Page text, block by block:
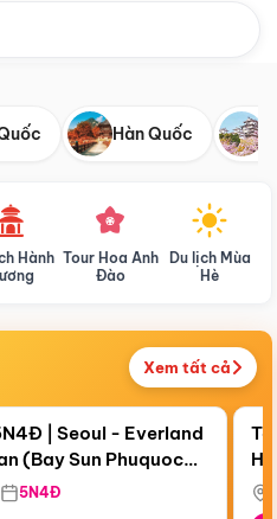
Hàn Quốc
Hành Tour Hoa Anh
Đào
Du lịch Mùa
Hè
Xem tất cả
Điểm nổi bật
| Seoul - Everland
(Bay Sun Phuquoc
5N4Đ